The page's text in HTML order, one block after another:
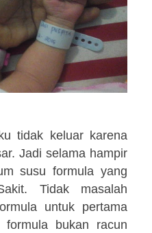
tidak keluar karena
Jadi selama hampir
susu formula yang
Tidak masalah
untuk pertama
bukan racun